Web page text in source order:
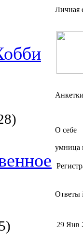
Личная
О себе
умница
Ответы
29 Янв